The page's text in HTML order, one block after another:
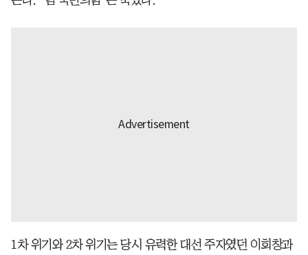
1차 위기와 2차 위기는 당시 유력한 대선 주자였던 이회창과